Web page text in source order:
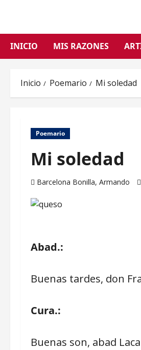
contenido
INICIO
MIS RAZONES
Inicio Poemario Mi soledad
Poemario
Mi soledad
Barcelona Bonilla, Armando
Abad.:
Buenas tardes, don
Cura.:
Buenas son, abad